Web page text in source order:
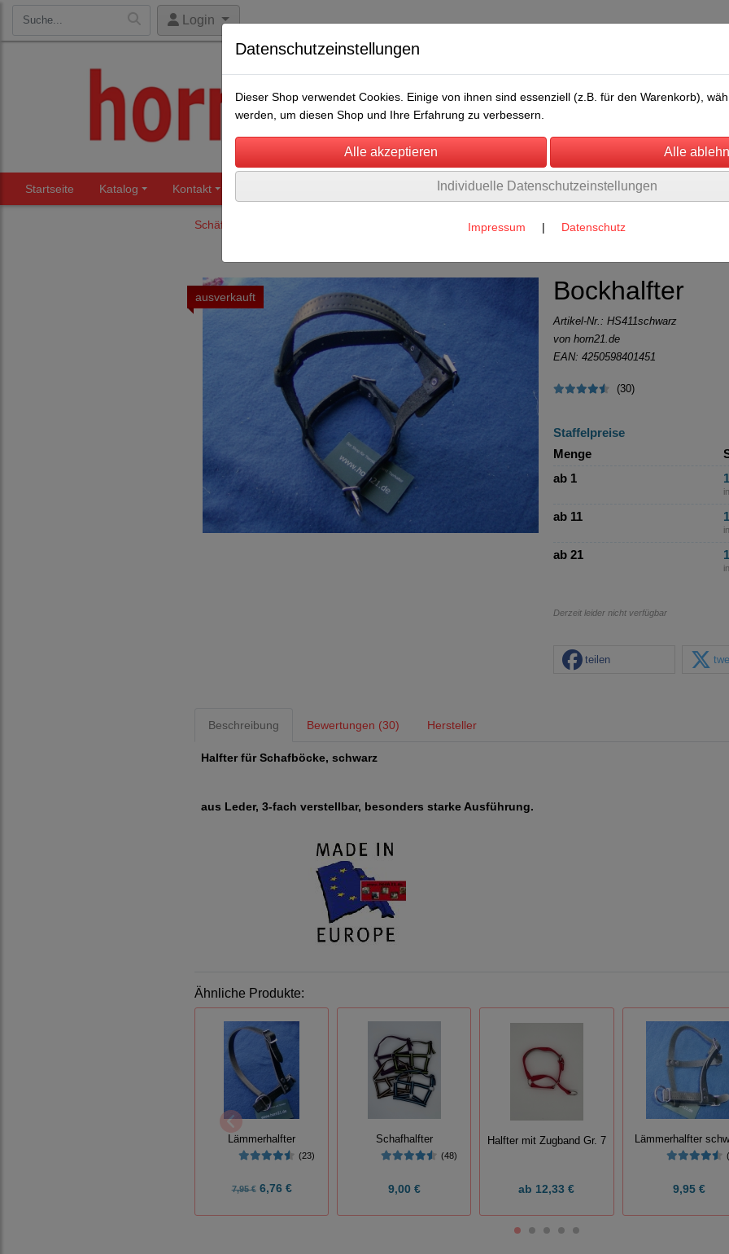
Login
Startseite Katalog Kontakt Über uns Umwelt Rechtliches
Schäfereibedarf
ausverkauft Bockhalfter
Artikel-Nr.: HS411schwarz
von horn21.de
EAN: 4250598401451
(30)
Staffelpreise
Menge
ab 1
ab 11
ab 21
Derzeit leider nicht verfügbar
teilen
Beschreibung Bewertungen (30) Hersteller
Halfter für Schafböcke, schwarz
aus Leder, 3-fach verstellbar, besonders starke Ausführung.
Ähnliche Produkte:
Lämmerhalfter
(23)
7,95 €6,76 €
Schafhalfter
(48)
9,00 €
Halfter mit Zugband Gr. 7
ab 12,33 €
Lämmerhalfter
9,95 €
Datenschutzeinstellungen
Dieser Shop verwendet Cookies. Einige von ihnen sind essenziell (z.B. für den Warenkorb),
werden, um diesen Shop und Ihre Erfahrung zu verbessern.
Individuelle Datenschutzeinstellungen
Impressum | Datenschutz